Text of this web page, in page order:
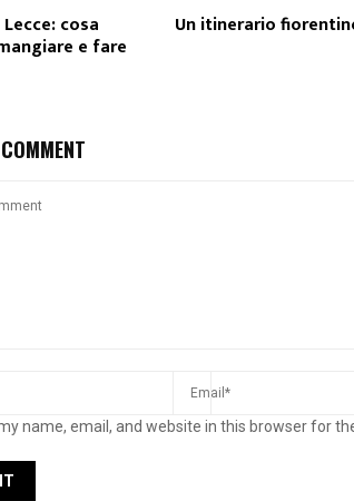
cosa
e fare
Un itinerario
name, email, and website in this browser for